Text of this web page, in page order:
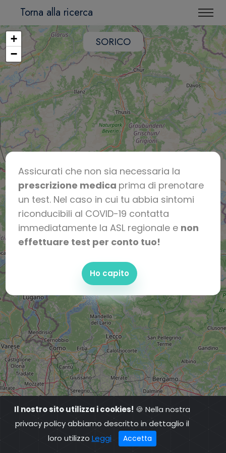
Assicurati che non sia necessaria la
prescrizione medica prima di prenotare
un test. Nel caso in cui tu abbia sintomi
riconducibili al COVID-19 contatta
immediatamente la ASL regionale e non
effettuare test per conto tuo!
Ho capito
Torna alla ricerca
SORICO
+
−
Il nostro sito utilizza i cookies! 🍪 Nella nostra
privacy policy abbiamo descritto in dettaglio il
loro utilizzo Leggi Accetta